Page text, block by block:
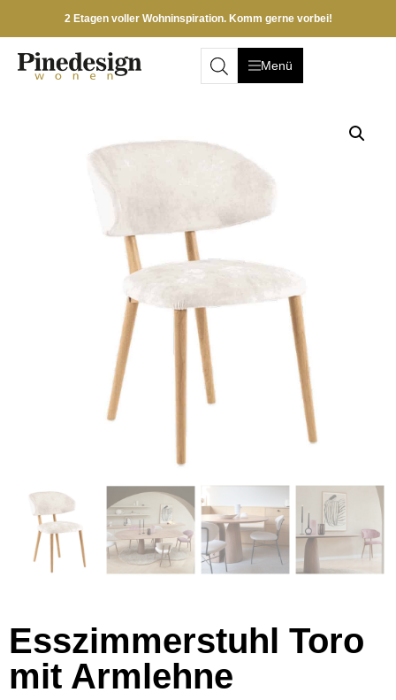
2 Etagen voller Wohninspiration. Komm gerne vorbei!
Menü
Esszimmerstuhl Toro
mit Armlehne